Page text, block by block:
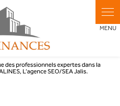
des professionnels expertes dans la
L’agence SEO/SEA Jalis.